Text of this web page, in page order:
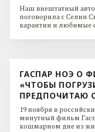
Наш внештатный
поговорила с Селин
карантин и любимые
ГАСПАР НОЭ О
«ЧТОБЫ
ПРЕДПОЧИТАЮ
19 ноября в
минутный фильм
кошмарном дне из